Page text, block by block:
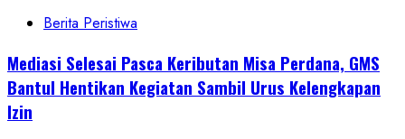
1447
Polda
DIY
Berita Peristiwa
Mediasi Selesai Pasca Keributan Misa Perdana, GMS
Bantul Hentikan Kegiatan Sambil Urus Kelengkapan
Izin